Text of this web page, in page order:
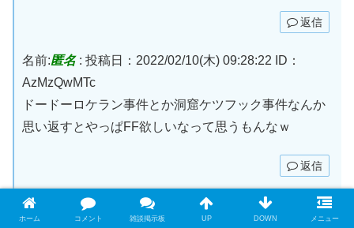
返信
名前:匿名: 投稿日：2022/02/10(木) 09:28:22
ID：
AzMzQwMTc
ドードーロケラン事件とか洞窟ケツフック事件なんか
思い返すとやっぱFF欲しいなって思うもんなｗ
返信
誹謗中傷や荒らし行為は禁止です
ホーム コメント 雑談掲示板 UP DOWN メニュー